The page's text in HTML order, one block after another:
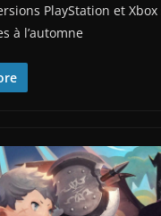
PlayStation et
à l’automne